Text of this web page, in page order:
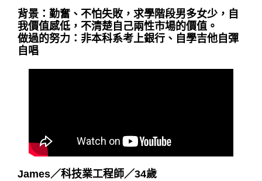
背景：勤奮、不怕失敗，求學階段男多女少，自
我價值感低，不清楚自己兩性市場的價值。
做過的努力：非本科系考上銀行、自學吉他自彈
自唱
James／科技業工程師／34歲